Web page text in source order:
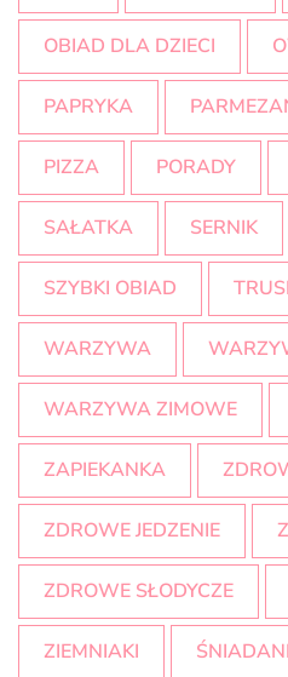
OBIAD DLA DZIECI
PAPRYKA
PIZZA PORADY
SAŁATKA SERNIK
SZYBKI OBIAD
WARZYWA
WARZYWA ZIMOWE
ZAPIEKANKA
ZDROWE JEDZENIE
ZDROWE SŁODYCZE
ZIEMNIAKI